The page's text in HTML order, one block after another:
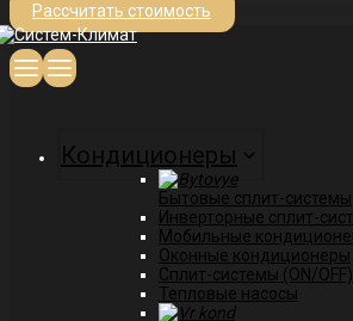
Рассчитать стоимость
Кондиционеры
Бытовые сплит-системы
Инверторные сплит-
Мобильные
Оконные кондиционеры
Сплит-системы (ON/OFF)
Тепловые насосы